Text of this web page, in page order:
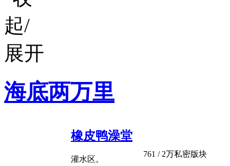
海底两万里
橡皮鸭澡堂
灌水区。
761 / 2万私密版块